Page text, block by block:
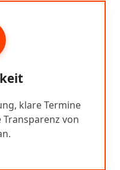
klare Termine
Transparenz von